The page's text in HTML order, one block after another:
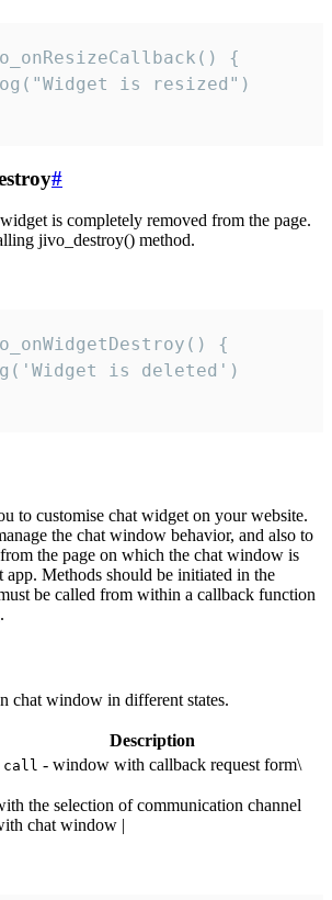
{
is resized")
#
is completely removed from the page.
jivo_destroy() method.
{
is deleted')
to customise chat widget on your website.
the chat window behavior, and also to
the page on which the chat window is
app. Methods should be initiated in the
be called from within a callback function
.
chat window in different states.
Description
call - window with callback request form\
the selection of communication channel
chat window |